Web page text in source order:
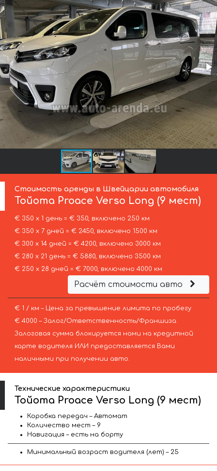
Стоимость аренды в Швейцарии автомобиля
Тойота Proace Verso Long (9 мест)
€ 350 х 1 день = € 350, включено 250 км
€ 350 х 7 дней = € 2450, включено 1500 км
€ 300 х 14 дней = € 4200, включено 3000 км
€ 280 х 21 день = € 5880, включено 3500 км
€ 250 х 28 дней = € 7000, включено 4000 км
Расчёт стоимости авто
€ 1 / км – Цена за превышение лимита по пробегу
€ 4000 – Залог/Ответственность/Франшиза.
Залоговая сумма блокируется нами на кредитной
карте водителя ИЛИ предоставляется Вами
наличными при получении авто.
Технические характеристики
Тойота Proace Verso Long (9 мест)
Коробка передач – Автомат
Количество мест – 9
Навигация – есть на борту
Минимальный возраст водителя (лет) – 25